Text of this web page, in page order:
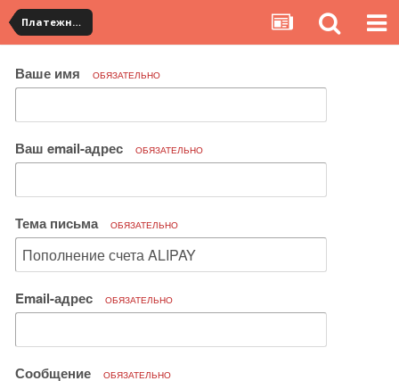
Платежная система ALIPAY и оплата банковскими картами
Ваше имя ОБЯЗАТЕЛЬНО
Ваш email-адрес ОБЯЗАТЕЛЬНО
Тема письма ОБЯЗАТЕЛЬНО
Email-адрес ОБЯЗАТЕЛЬНО
Сообщение ОБЯЗАТЕЛЬНО